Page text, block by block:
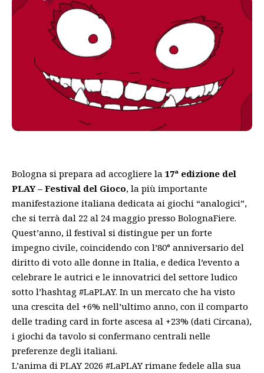
Bologna si prepara ad accogliere la 17ª edizione del
PLAY – Festival del Gioco, la più importante
manifestazione italiana dedicata ai giochi “analogici”,
che si terrà dal 22 al 24 maggio presso BolognaFiere.
Quest’anno, il festival si distingue per un forte
impegno civile, coincidendo con l’80° anniversario del
diritto di voto alle donne in Italia, e dedica l’evento a
celebrare le autrici e le innovatrici del settore ludico
sotto l’hashtag #LaPLAY. In un mercato che ha visto
una crescita del +6% nell’ultimo anno, con il comparto
delle trading card in forte ascesa al +23% (dati Circana),
i giochi da tavolo si confermano centrali nelle
preferenze degli italiani.
L’anima di PLAY 2026 #LaPLAY rimane fedele alla sua